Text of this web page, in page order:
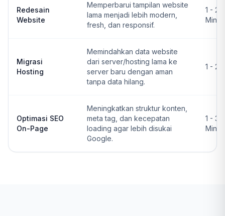
Redesain
Website
Memperbarui tampilan website
lama menjadi lebih modern,
fresh, dan responsif.
1 - 2
Migrasi
Hosting
Memindahkan data website
dari server/hosting lama ke
server baru dengan aman
tanpa data hilang.
1 - 2
Optimasi SEO
On-Page
Meningkatkan struktur konten,
meta tag, dan kecepatan
loading agar lebih disukai
Google.
1 - 3